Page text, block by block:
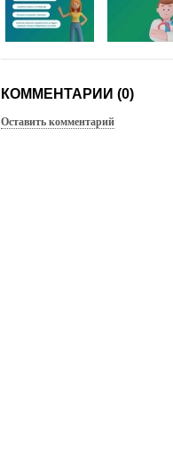
КОММЕНТАРИИ (0)
Оставить комментарий